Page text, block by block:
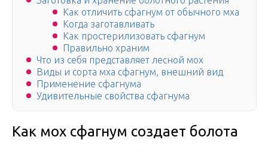
Как отличить сфагнум от обычного мха
Когда заготавливать
Как простерилизовать сфагнум
Правильно храним
Что из себя представляет лесной мох
Виды и сорта мха сфагнум, внешний вид
Применение сфагнума
Удивительные свойства сфагнума
Как мох сфагнум создает болота